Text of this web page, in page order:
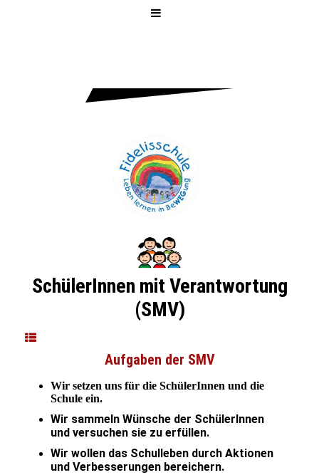
SchülerInnen mit Verantwortung
(SMV)
Aufgaben der SMV
Wir setzen uns für die SchülerInnen und die
Schule ein.
Wir sammeln Wünsche der SchülerInnen
und versuchen sie zu erfüllen.
Wir wollen das Schulleben durch Aktionen
und Verbesserungen bereichern.